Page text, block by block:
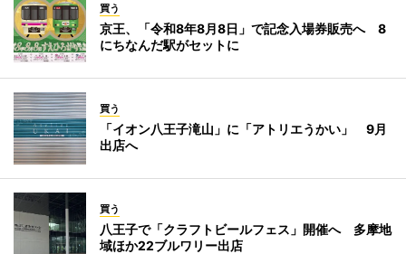
買う
京王、「令和8年8月8日」で記念入場券販売へ 8
にちなんだ駅がセットに
買う
「イオン八王子滝山」に「アトリエうかい」 9月
出店へ
買う
八王子で「クラフトビールフェス」開催へ 多摩地
域ほか22ブルワリー出店